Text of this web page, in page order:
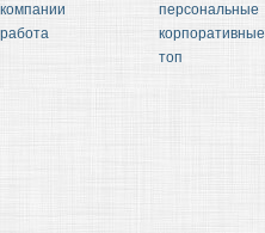
компании
работа
персональные
корпоративные
топ